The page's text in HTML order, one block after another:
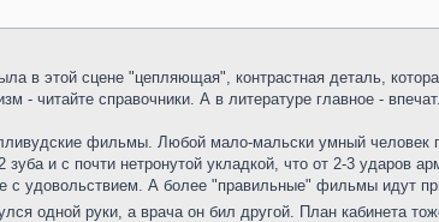
в этой сцене "цепляющая", контрастная деталь,
- читайте справочники. А в литературе главное -
фильмы. Любой мало-мальски умный человек
зуба и с почти нетронутой укладкой, что от 2-3 ударов
с удовольствием. А более "правильные" фильмы идут
одной руки, а врача он бил другой. План кабинета